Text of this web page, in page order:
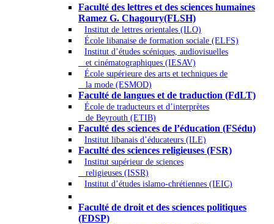
Faculté des lettres et des sciences humaines
Ramez G. Chagoury(FLSH)
Institut de lettres orientales (ILO)
École libanaise de formation sociale (ELFS)
Institut d’études scéniques, audiovisuelles
et cinématographiques (IESAV)
École supérieure des arts et techniques de
la mode (ESMOD)
Faculté de langues et de traduction (FdLT)
École de traducteurs et d’interprètes
de Beyrouth (ETIB)
Faculté des sciences de l’éducation (FSédu)
Institut libanais d’éducateurs (ILE)
Faculté des sciences religieuses (FSR)
Institut supérieur de sciences
religieuses (ISSR)
Institut d’études islamo-chrétiennes (IEIC)
Faculté de droit et des sciences politiques
(FDSP)